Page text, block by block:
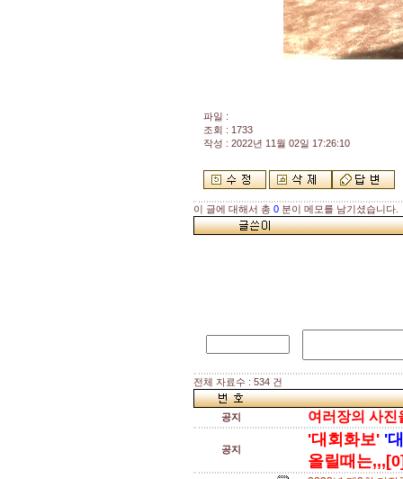
파일 :
조회 : 1733
작성 : 2022년 11월 02일 17:26:10
이 글에 대해서 총 0 분이 메모를 남기셨습니다.
전체 자료수 : 534 건
공지 여러장의 사진
공지
'대회화보' '
올릴때는